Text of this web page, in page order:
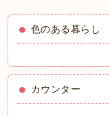
色のある暮らし
カウンター